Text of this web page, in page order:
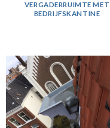
VERGADERRUIMTE MET
BEDRIJFSKANTINE